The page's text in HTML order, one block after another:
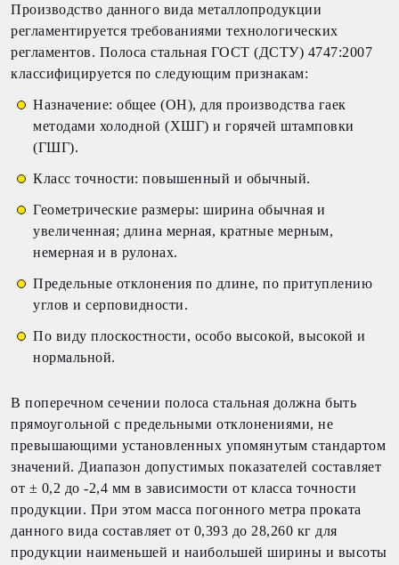
Производство данного вида металлопродукции
регламентируется требованиями технологических
регламентов. Полоса стальная ГОСТ (ДСТУ) 4747:2007
классифицируется по следующим признакам:
Назначение: общее (ОН), для производства гаек
методами холодной (ХШГ) и горячей штамповки
(ГШГ).
Класс точности: повышенный и обычный.
Геометрические размеры: ширина обычная и
увеличенная; длина мерная, кратные мерным,
немерная и в рулонах.
Предельные отклонения по длине, по притуплению
углов и серповидности.
По виду плоскостности, особо высокой, высокой и
нормальной.
В поперечном сечении полоса стальная должна быть
прямоугольной с предельными отклонениями, не
превышающими установленных упомянутым стандартом
значений. Диапазон допустимых показателей составляет
от ± 0,2 до -2,4 мм в зависимости от класса точности
продукции. При этом масса погонного метра проката
данного вида составляет от 0,393 до 28,260 кг для
продукции наименьшей и наибольшей ширины и высоты